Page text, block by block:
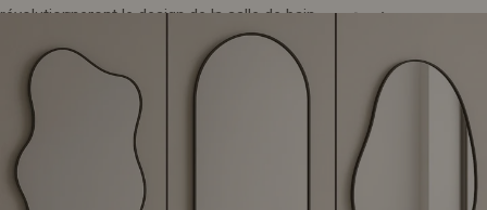
révolutionneront le design de la salle de bain.
1. Ondulées, arquées et asymétriques :
des formes avec de la personnalité